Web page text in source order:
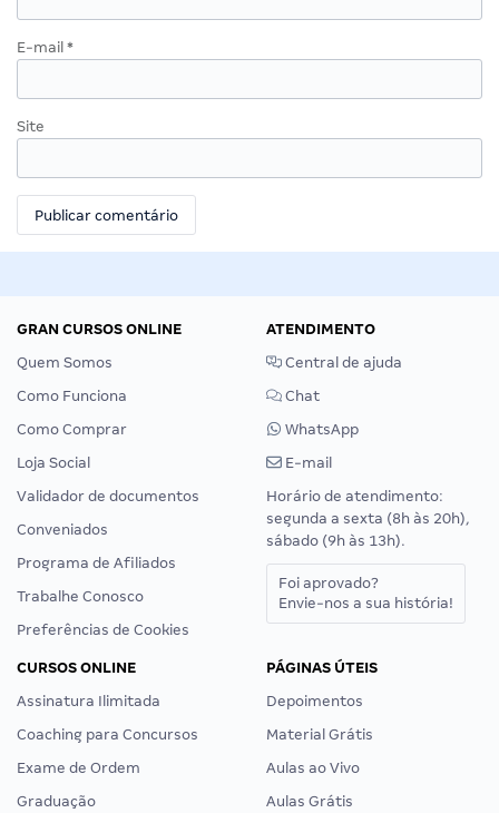
E-mail *
Site
GRAN CURSOS ONLINE
Quem Somos
Como Funciona
Como Comprar
Loja Social
Validador de documentos
Conveniados
Programa de Afiliados
Trabalhe Conosco
Preferências de Cookies
ATENDIMENTO
Central de ajuda
Chat
WhatsApp
E-mail
Horário de atendimento:
segunda a sexta (8h às 20h),
sábado (9h às 13h).
Foi aprovado?
Envie-nos a sua história!
CURSOS ONLINE
Assinatura Ilimitada
Coaching para Concursos
Exame de Ordem
Graduação
PÁGINAS ÚTEIS
Depoimentos
Material Grátis
Aulas ao Vivo
Aulas Grátis